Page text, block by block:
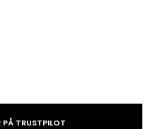
PÅ TRUSTPILOT